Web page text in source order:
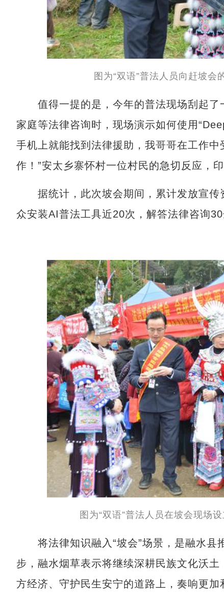
图为“双语”普法人员向赶坡
值得一提的是，今年的普法现场刮起了
家庭等法律咨询时，现场演示如何使用
手机上就能找到法律援助，我哥哥在工作
作！”安太乡寨怀村一位村民的急切反应，
据统计，此次坡会期间，累计发放宣传
众安装AI普法工具近20次，解答法律咨询30
图为“双语”普法人员在坡会现场
将法律知识融入“坡会”场景，是融水县
步，融水烟草表示将继续深耕民族文化沃
方经济、守护民生安宁的道路上，奏响更加